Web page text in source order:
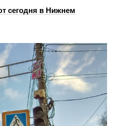
сегодня в Нижнем